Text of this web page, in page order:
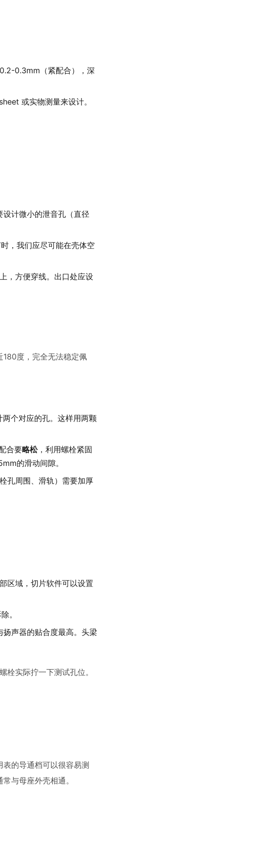
0.3mm（紧配合），深
或实物测量来设计。
计微小的泄音孔（直径
，我们应尽可能在壳体空
，方便穿线。出口处应设
度，完全无法稳定佩
个对应的孔。这样用两颗
合要略松，利用螺栓紧固
的滑动间隙。
孔周围、滑轨）需要加厚
区域，切片软件可以设置
。
扬声器的贴合度最高。头梁
实际拧一下测试孔位。
表的导通档可以很容易测
与母座外壳相通。